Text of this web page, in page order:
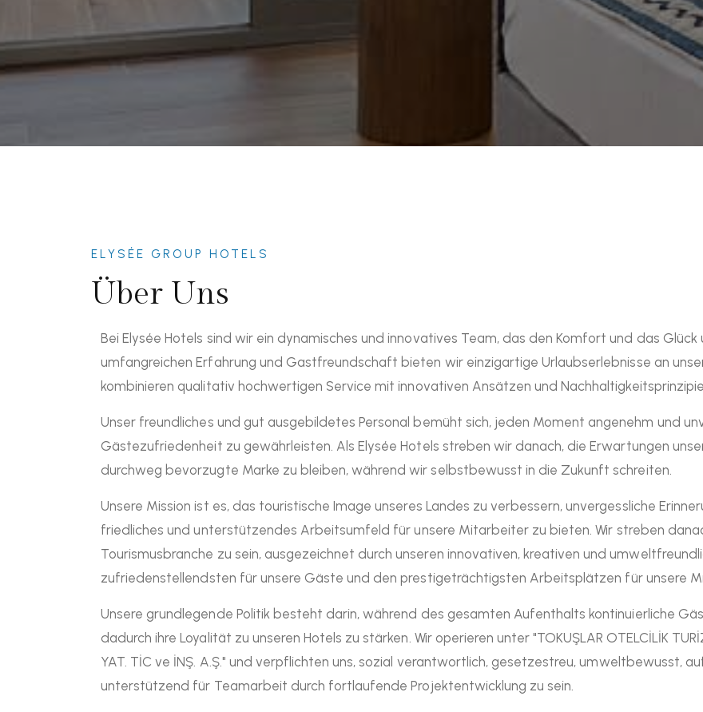
ELYSÉE GROUP HOTELS
Über Uns
Bei Elysée Hotels sind wir ein dynamisches und innovatives Team, das den Komfort und das
umfangreichen Erfahrung und Gastfreundschaft bieten wir einzigartige Urlaubserlebnisse an
kombinieren qualitativ hochwertigen Service mit innovativen Ansätzen und
Unser freundliches und gut ausgebildetes Personal bemüht sich, jeden Moment angenehm und
Gästezufriedenheit zu gewährleisten. Als Elysée Hotels streben wir danach, die Erwartungen
durchweg bevorzugte Marke zu bleiben, während wir selbstbewusst in die Zukunft schreiten.
Unsere Mission ist es, das touristische Image unseres Landes zu verbessern, unvergessliche
friedliches und unterstützendes Arbeitsumfeld für unsere Mitarbeiter zu bieten. Wir streben
Tourismusbranche zu sein, ausgezeichnet durch unseren innovativen, kreativen und
zufriedenstellendsten für unsere Gäste und den prestigeträchtigsten Arbeitsplätzen für unsere
Unsere grundlegende Politik besteht darin, während des gesamten Aufenthalts kontinuierliche
dadurch ihre Loyalität zu unseren Hotels zu stärken. Wir operieren unter "TOKUŞLAR OTELCİLİK
YAT. TİC ve İNŞ. A.Ş." und verpflichten uns, sozial verantwortlich, gesetzestreu, umweltbewusst,
unterstützend für Teamarbeit durch fortlaufende Projektentwicklung zu sein.